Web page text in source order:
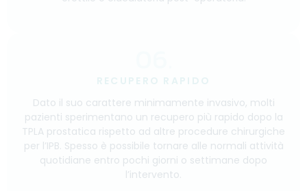
Dato il suo carattere minimamente invasivo, molti
pazienti sperimentano un recupero più rapido dopo la
TPLA prostatica rispetto ad altre procedure chirurgiche
per l’IPB. Spesso è possibile tornare alle normali attività
quotidiane entro pochi giorni o settimane dopo
l’intervento.